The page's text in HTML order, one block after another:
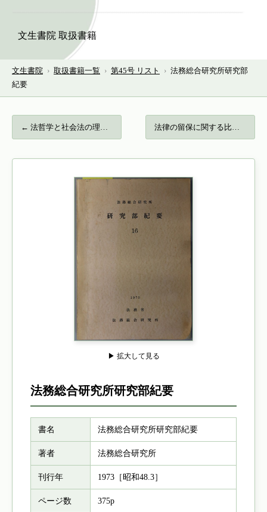
文生書院 取扱書籍
文生書院 › 取扱書籍一覧 › 第45号 リスト › 法務総合研究所研究部
紀要
← 法哲学と社会法の理論 峯村光郎教授還暦記… 法律の留保に関する比較研究 名城大学法学… →
▶ 拡大して見る
法務総合研究所研究部紀要
書名 法務総合研究所研究部紀要
著者 法務総合研究所
刊行年 1973［昭和48.3］
ページ数 375p